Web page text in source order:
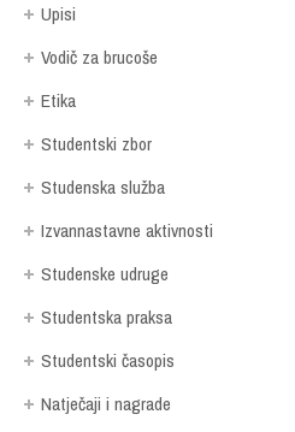
Upisi
Vodič za brucoše
Etika
Studentski zbor
Studenska služba
Izvannastavne aktivnosti
Studenske udruge
Studentska praksa
Studentski časopis
Natječaji i nagrade